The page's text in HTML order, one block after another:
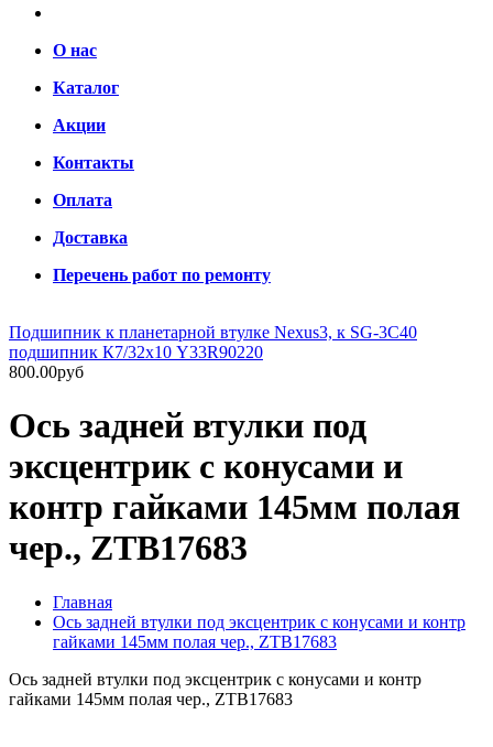
О нас
Каталог
Акции
Контакты
Оплата
Доставка
Перечень работ по ремонту
Подшипник к планетарной втулке Nexus3, к SG-3C40
подшипник К7/32х10 Y33R90220
800.00руб
Ось задней втулки под
эксцентрик с конусами и
контр гайками 145мм полая
чер., ZTB17683
Главная
Ось задней втулки под эксцентрик с конусами и контр
гайками 145мм полая чер., ZTB17683
Ось задней втулки под эксцентрик с конусами и контр
гайками 145мм полая чер., ZTB17683